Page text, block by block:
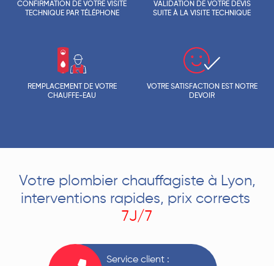
CONFIRMATION DE VOTRE VISITE
TECHNIQUE PAR TÉLÉPHONE
VALIDATION DE VOTRE DEVIS
SUITE À LA VISITE TECHNIQUE
REMPLACEMENT DE VOTRE
CHAUFFE-EAU
VOTRE SATISFACTION EST NOTRE
DEVOIR
Votre plombier chauffagiste à Lyon,
interventions rapides, prix corrects
7J/7
Service client :